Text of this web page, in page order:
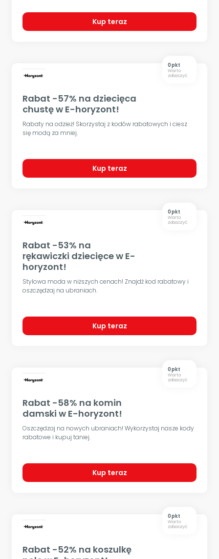
Kup teraz
0 pkt
Warto
zobaczyć
Rabat -57% na dziecięca
chustę w E-horyzont!
Rabaty na odzież! Skorzystaj z kodów rabatowych i ciesz
się modą za mniej.
Kup teraz
0 pkt
Warto
zobaczyć
Rabat -53% na
rękawiczki dziecięce w E-
horyzont!
Stylowa moda w niższych cenach! Znajdź kod rabatowy i
oszczędzaj na ubraniach.
Kup teraz
0 pkt
Warto
zobaczyć
Rabat -58% na komin
damski w E-horyzont!
Oszczędzaj na nowych ubraniach! Wykorzystaj nasze kody
rabatowe i kupuj taniej.
Kup teraz
0 pkt
Warto
zobaczyć
Rabat -52% na koszulkę